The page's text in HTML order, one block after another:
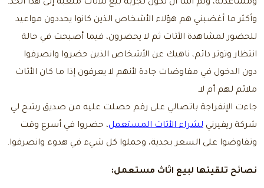
ومساعدته، ولم أشأ أن تكون تجربة بيع للأثاث متعبة إلى هذا الحد.
وأكثر ما أغضبني هم هؤلاء الأشخاص الذين كانوا يحددون مواعيد
للحضور لمشاهدة الأثاث ثم لا يحضرون، فيما أصبحت في حالة
انتظار وتوتر دائم، ناهيك عن الأشخاص الذين حضروا وانصرفوا
دون الدخول في مفاوضات جادة لأنهم لا يعرفون إذا ما كان الأثاث
ملائم لهم أم لا.
جاءت الإنفراجة باتصالي على رقم حصلت عليه من صديق رشح لي
شركة ريفيرني لشراء الأثاث المستعمل، حضروا في أسرع وقت
وتفاوضوا على السعر بجدية، وحملوا كل شيء في هدوء وانصرفوا.
نصائح تلقيتها لبيع اثاث مستعمل: